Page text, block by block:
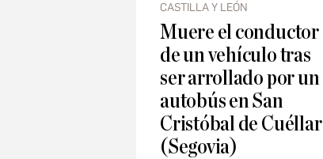
CASTILLA Y LEÓN
Muere el conductor
de un vehículo tras
ser arrollado por un
autobús en San
Cristóbal de Cuéllar
(Segovia)